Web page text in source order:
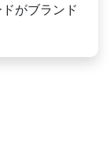
がブランド